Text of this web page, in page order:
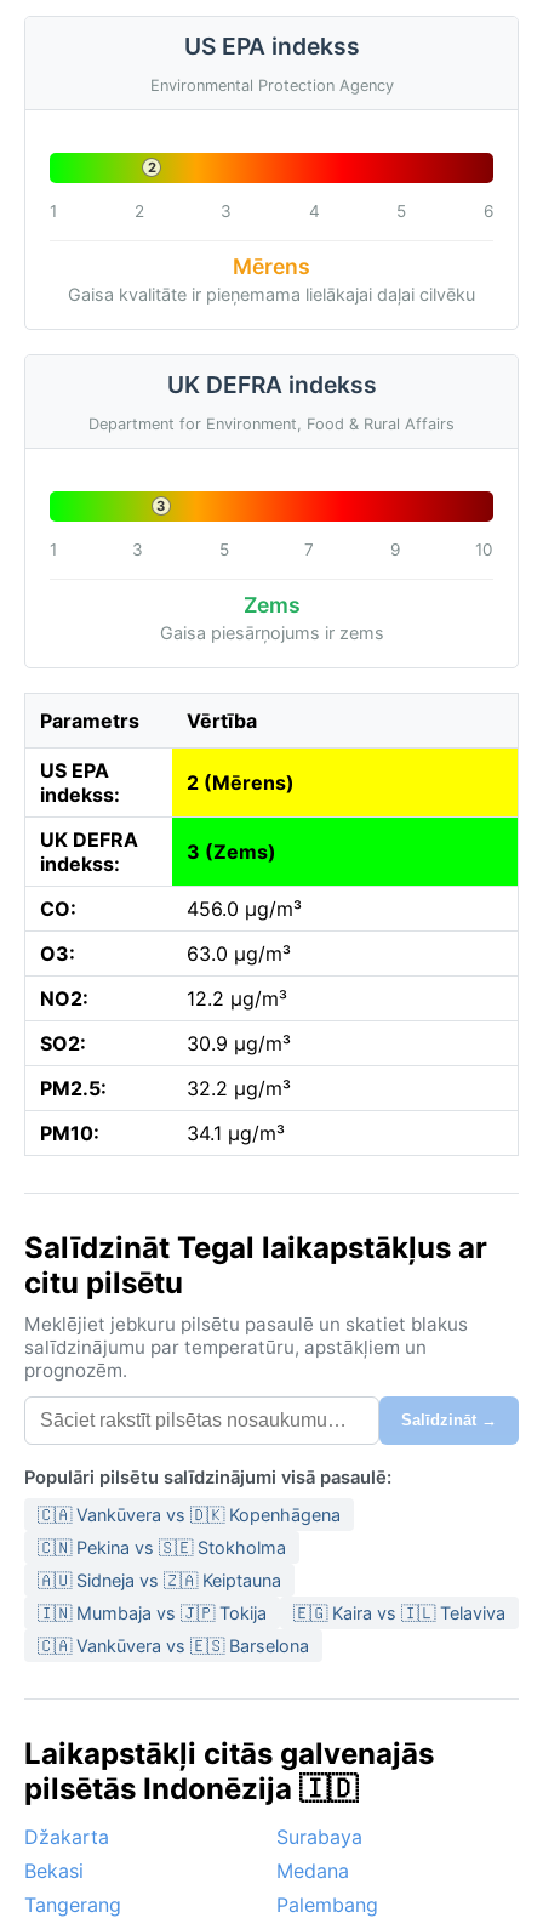
US EPA indekss
Environmental Protection Agency
2
1 2 3 4 5 6
Mērens
Gaisa kvalitāte ir pieņemama lielākajai daļai cilvēku
UK DEFRA indekss
Department for Environment, Food & Rural Affairs
3
1 3 5 7 9 10
Zems
Gaisa piesārņojums ir zems
Parametrs Vērtība
US EPA
indekss:
2 (Mērens)
UK DEFRA
indekss:
3 (Zems)
CO:
456.0 µg/m³
O3:
63.0 µg/m³
NO2:
12.2 µg/m³
SO2:
30.9 µg/m³
PM2.5:
32.2 µg/m³
PM10:
34.1 µg/m³
Salīdzināt Tegal laikapstākļus ar
citu pilsētu
Meklējiet jebkuru pilsētu pasaulē un skatiet blakus
salīdzinājumu par temperatūru, apstākļiem un
prognozēm.
Salīdzināt →
Populāri pilsētu salīdzinājumi visā pasaulē:
🇨🇦 Vankūvera vs 🇩🇰 Kopenhāgena
🇨🇳 Pekina vs 🇸🇪 Stokholma
🇦🇺 Sidneja vs 🇿🇦 Keiptauna
🇮🇳 Mumbaja vs 🇯🇵 Tokija
🇪🇬 Kaira vs 🇮🇱 Telaviva
🇨🇦 Vankūvera vs 🇪🇸 Barselona
Laikapstākļi citās galvenajās
pilsētās Indonēzija 🇮🇩
Džakarta
Surabaya
Bekasi
Medana
Tangerang
Palembang